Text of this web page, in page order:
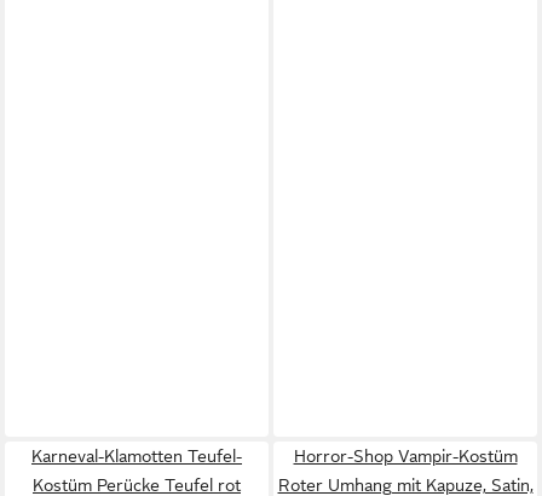
Karneval-Klamotten Teufel-
Kostüm Perücke Teufel rot
Horror-Shop Vampir-Kostüm
Roter Umhang mit Kapuze, Satin,